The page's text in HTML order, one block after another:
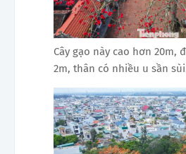
Cây gạo này cao hơn 20m,
2m, thân có nhiều u sần